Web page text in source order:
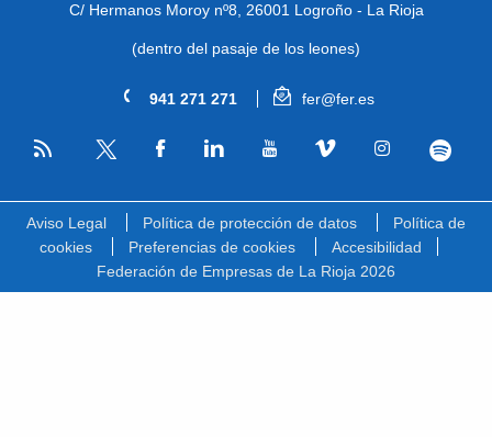
C/ Hermanos Moroy nº8, 26001 Logroño - La Rioja
(dentro del pasaje de los leones)
941 271 271 fer@fer.es
RSS
Aviso Legal Política de protección de datos
Política de
cookies
Preferencias de cookies
Accesibilidad
Federación de Empresas de La Rioja 2026